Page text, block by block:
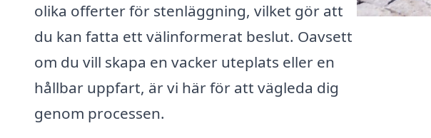
olika offerter för stenläggning, vilket gör att
du kan fatta ett välinformerat beslut. Oavsett
om du vill skapa en vacker uteplats eller en
hållbar uppfart, är vi här för att vägleda dig
genom processen.